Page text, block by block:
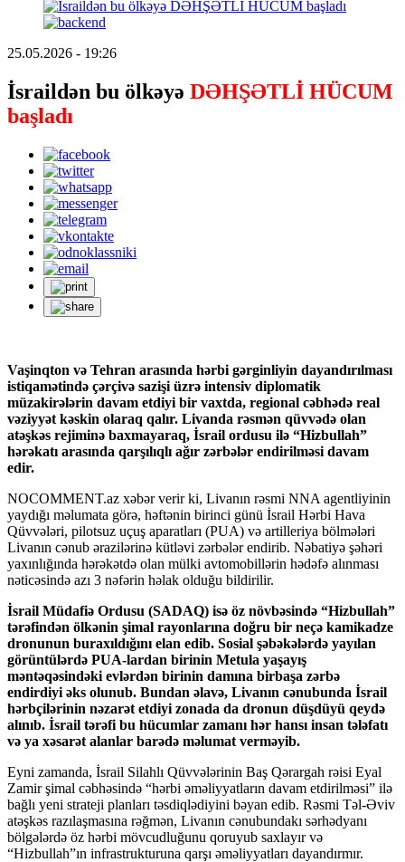
25.05.2026 - 19:26
İsraildən bu ölkəyə DƏHŞƏTLİ HÜCUM
başladı
Vaşinqton və Tehran arasında hərbi gərginliyin dayandırılması
istiqamətində çərçivə sazişi üzrə intensiv diplomatik
müzakirələrin davam etdiyi bir vaxtda, regional cəbhədə real
vəziyyət kəskin olaraq qalır. Livanda rəsmən qüvvədə olan
atəşkəs rejiminə baxmayaraq, İsrail ordusu ilə “Hizbullah”
hərəkatı arasında qarşılıqlı ağır zərbələr endirilməsi davam
edir.
NOCOMMENT.az xəbər verir ki, Livanın rəsmi NNA agentliyinin
yaydığı məlumata görə, həftənin birinci günü İsrail Hərbi Hava
Qüvvələri, pilotsuz uçuş aparatları (PUA) və artilleriya bölmələri
Livanın cənub ərazilərinə kütləvi zərbələr endirib. Nəbatiyə şəhəri
yaxınlığında hərəkətdə olan mülki avtomobillərin hədəfə alınması
nəticəsində azı 3 nəfərin həlak olduğu bildirilir.
İsrail Müdafiə Ordusu (SADAQ) isə öz növbəsində “Hizbullah”
tərəfindən ölkənin şimal rayonlarına doğru bir neçə kamikadze
dronunun buraxıldığını elan edib. Sosial şəbəkələrdə yayılan
görüntülərdə PUA-lardan birinin Metula yaşayış
məntəqəsindəki evlərdən birinin damına birbaşa zərbə
endirdiyi əks olunub. Bundan əlavə, Livanın cənubunda İsrail
hərbçilərinin nəzarət etdiyi zonada da dronun düşdüyü qeydə
alınıb. İsrail tərəfi bu hücumlar zamanı hər hansı insan tələfatı
və ya xəsarət alanlar barədə məlumat verməyib.
Eyni zamanda, İsrail Silahlı Qüvvələrinin Baş Qərargah rəisi Eyal
Zamir şimal cəbhəsində “hərbi əməliyyatların davam etdirilməsi” ilə
bağlı yeni strateji planları təsdiqlədiyini bəyan edib. Rəsmi Təl-Əviv
atəşkəs razılaşmasına rəğmən, Livanın cənubundakı sərhədyanı
bölgələrdə öz hərbi mövcudluğunu qoruyub saxlayır və
“Hizbullah”ın infrastrukturuna qarşı əməliyyatları dayandırmır.